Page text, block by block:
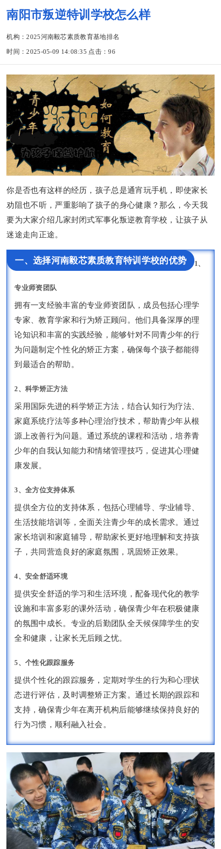
南阳市叛逆特训学校怎么样
机构：2025河南毅芯素质教育基地排名
时间：2025-05-09 14:08:35 点击：96
你是否也有这样的经历，孩子总是通宵玩手机，即使家长
劝阻也不听，严重影响了孩子的身心健康？那么，今天我
要为大家介绍几家封闭式军事化叛逆教育学校，让孩子从
迷途走向正途。
一、选择河南毅芯素质教育特训学校的优势 1、
专业师资团队
拥有一支经验丰富的专业师资团队，成员包括心理学
专家、教育学家和行为矫正顾问。他们具备深厚的理
论知识和丰富的实践经验，能够针对不同青少年的行
为问题制定个性化的矫正方案，确保每个孩子都能得
到最适合的帮助。
2、科学矫正方法
采用国际先进的科学矫正方法，结合认知行为疗法、
家庭系统疗法等多种心理治疗技术，帮助青少年从根
源上改善行为问题。通过系统的课程和活动，培养青
少年的自我认知能力和情绪管理技巧，促进其心理健
康发展。
3、全方位支持体系
提供全方位的支持体系，包括心理辅导、学业辅导、
生活技能培训等，全面关注青少年的成长需求。通过
家长培训和家庭辅导，帮助家长更好地理解和支持孩
子，共同营造良好的家庭氛围，巩固矫正效果。
4、安全舒适环境
提供安全舒适的学习和生活环境，配备现代化的教学
设施和丰富多彩的课外活动，确保青少年在积极健康
的氛围中成长。专业的后勤团队全天候保障学生的安
全和健康，让家长无后顾之忧。
5、个性化跟踪服务
提供个性化的跟踪服务，定期对学生的行为和心理状
态进行评估，及时调整矫正方案。通过长期的跟踪和
支持，确保青少年在离开机构后能够继续保持良好的
行为习惯，顺利融入社会。